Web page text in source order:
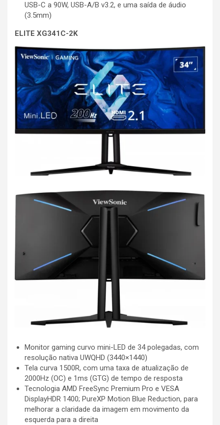
USB-C a 90W, USB-A/B v3.2, e uma saída de áudio
(3.5mm)
ELITE XG341C-2K
Monitor gaming curvo mini-LED de 34 polegadas, com
resolução nativa UWQHD (3440×1440)
Tela curva 1500R, com uma taxa de atualização de
2000Hz (OC) e 1ms (GTG) de tempo de resposta
Tecnologia AMD FreeSync Premium Pro e VESA
DisplayHDR 1400; PureXP Motion Blue Reduction, para
melhorar a claridade da imagem em movimento da
esquerda para a direita